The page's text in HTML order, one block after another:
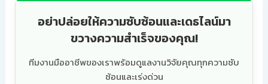
อย่าปล่อยให้ความซับซ้อนและเดธไลน์มา
ขวางความสำเร็จของคุณ!
ทีมงานมืออาชีพของเราพร้อมดูแลงานวิจัยคุณทุกความซับ
ซ้อนและเร่งด่วน